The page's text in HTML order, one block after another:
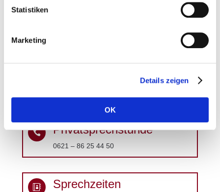
Statistiken
Marketing
Details zeigen
OK
Terminvereinbarung
 Privatsprechstunde
0621 – 86 25 44 50
 Sprechzeiten